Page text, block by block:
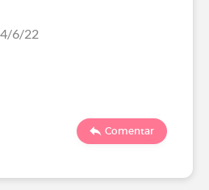
6/22
Comentar